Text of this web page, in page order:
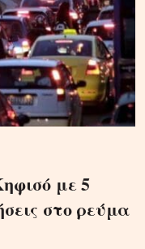
με 5
στο ρεύμα